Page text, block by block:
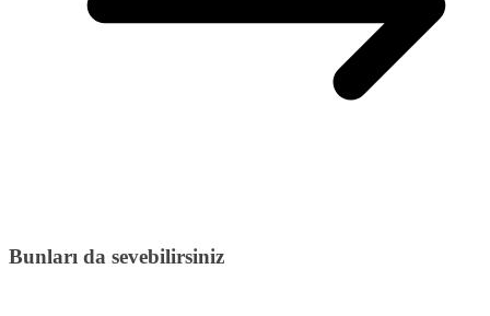
Bunları da sevebilirsiniz